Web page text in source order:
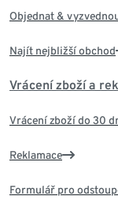
Objednat &
Najít nejbližší obchod
Vrácení zboží a
Vrácení zboží do 30
Reklamace
Formulář pro